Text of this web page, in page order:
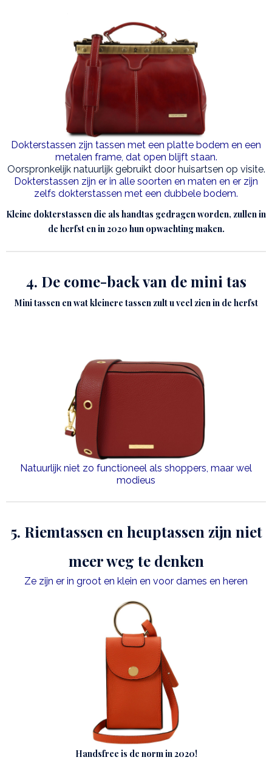
Dokterstassen zijn tassen met een platte bodem en een
metalen frame, dat open blijft staan.
Oorspronkelijk natuurlijk gebruikt door huisartsen op visite.
Dokterstassen zijn er in alle soorten en maten en er zijn
zelfs dokterstassen met een dubbele bodem.
Kleine dokterstassen die als handtas gedragen worden, zullen in
de herfst en in 2020 hun opwachting maken.
4. De come-back van de mini tas
Mini tassen en wat kleinere tassen zult u veel zien in de herfst
Natuurlijk niet zo functioneel als shoppers, maar wel
modieus
5. Riemtassen en heuptassen zijn niet
meer weg te denken
Ze zijn er in groot en klein en voor dames en heren
Handsfree is de norm in 2020!